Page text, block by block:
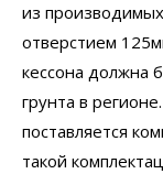
из
отверстием
кессона должна
грунта в
поставляется
такой